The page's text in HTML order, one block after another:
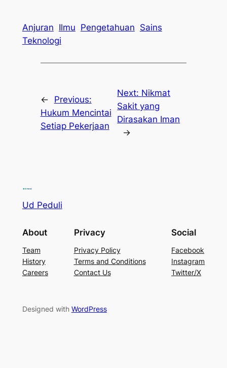
Anjuran Ilmu Pengetahuan Sains
Teknologi
←
Previous:
Hukum Mencintai
Setiap Pekerjaan
Next: Nikmat
Sakit yang
Dirasakan Iman
→
Ud Peduli
About
Team
History
Careers
Privacy
Privacy Policy
Terms and Conditions
Contact Us
Social
Facebook
Instagram
Twitter/X
Designed with WordPress